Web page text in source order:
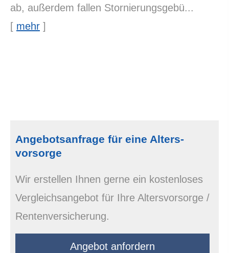
ab, außerdem fallen Stornierungsgebü...
[ mehr ]
Angebotsanfrage für eine Alters­
vorsorge
Wir erstellen Ihnen gerne ein kostenloses
Vergleichsangebot für Ihre Alters­vorsorge /
Rentenversicherung.
An­ge­bot an­for­dern